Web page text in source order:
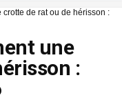
de rat ou de hérisson :
une
: